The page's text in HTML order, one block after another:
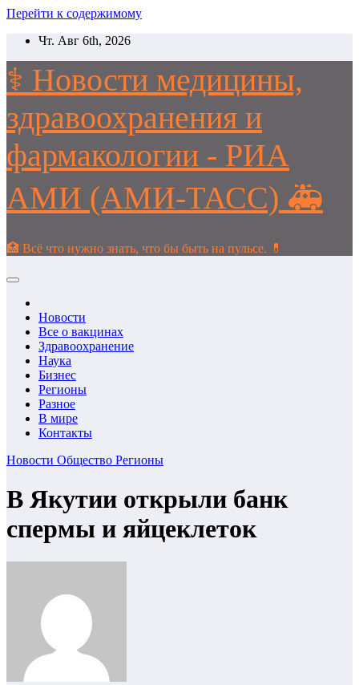
Перейти к содержимому
Чт. Авг 6th, 2026
⚕️ Новости медицины,
здравоохранения и
фармакологии - РИА
АМИ (АМИ-ТАСС) 🚑
🏥 Всё что нужно знать, что бы быть на пульсе. 💊
Новости
Все о вакцинах
Здравоохранение
Наука
Бизнес
Регионы
Разное
В мире
Контакты
Новости Общество Регионы
В Якутии открыли банк
спермы и яйцеклеток